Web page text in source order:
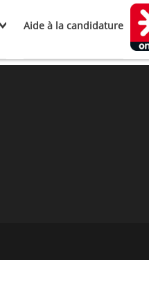
Aide à la candidature